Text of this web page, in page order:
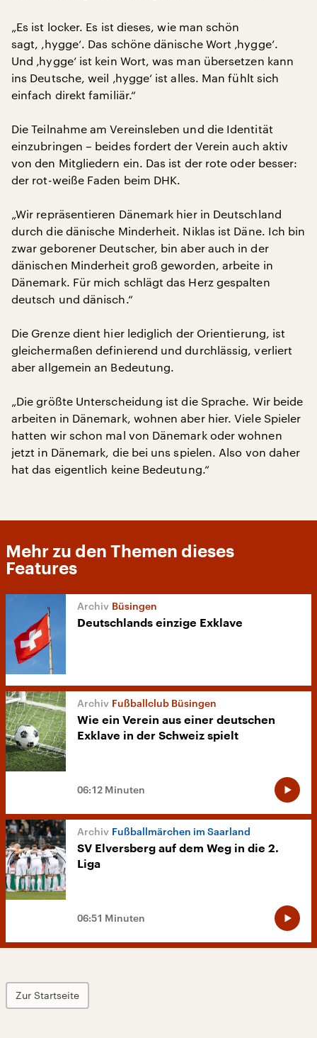
„Es ist locker. Es ist dieses, wie man schön
sagt, ‚hygge‘. Das schöne dänische Wort ‚hygge‘.
Und ‚hygge‘ ist kein Wort, was man übersetzen kann
ins Deutsche, weil ‚hygge‘ ist alles. Man fühlt sich
einfach direkt familiär.“
Die Teilnahme am Vereinsleben und die Identität
einzubringen – beides fordert der Verein auch aktiv
von den Mitgliedern ein. Das ist der rote oder besser:
der rot-weiße Faden beim DHK.
„Wir repräsentieren Dänemark hier in Deutschland
durch die dänische Minderheit. Niklas ist Däne. Ich bin
zwar geborener Deutscher, bin aber auch in der
dänischen Minderheit groß geworden, arbeite in
Dänemark. Für mich schlägt das Herz gespalten
deutsch und dänisch.“
Die Grenze dient hier lediglich der Orientierung, ist
gleichermaßen definierend und durchlässig, verliert
aber allgemein an Bedeutung.
„Die größte Unterscheidung ist die Sprache. Wir beide
arbeiten in Dänemark, wohnen aber hier. Viele Spieler
hatten wir schon mal von Dänemark oder wohnen
jetzt in Dänemark, die bei uns spielen. Also von daher
hat das eigentlich keine Bedeutung.“
Mehr zu den Themen dieses
Features
Büsingen
Deutschlands einzige Exklave
Fußballclub Büsingen
Wie ein Verein aus einer deutschen
Exklave in der Schweiz spielt
06:12 Minuten
Fußballmärchen im Saarland
SV Elversberg auf dem Weg in die 2.
Liga
06:51 Minuten
Zur Startseite